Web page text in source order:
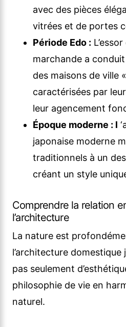
avec des pièces
vitrées et de portes
Période Edo :
marchande a
des maisons de ville
caractérisées par
leur agencement
Époque moderne : l
japonaise moderne
traditionnels à un
créant un style
Comprendre la relation
l’architecture
La nature est
l’architecture domestique
pas seulement
philosophie de vie en
naturel.